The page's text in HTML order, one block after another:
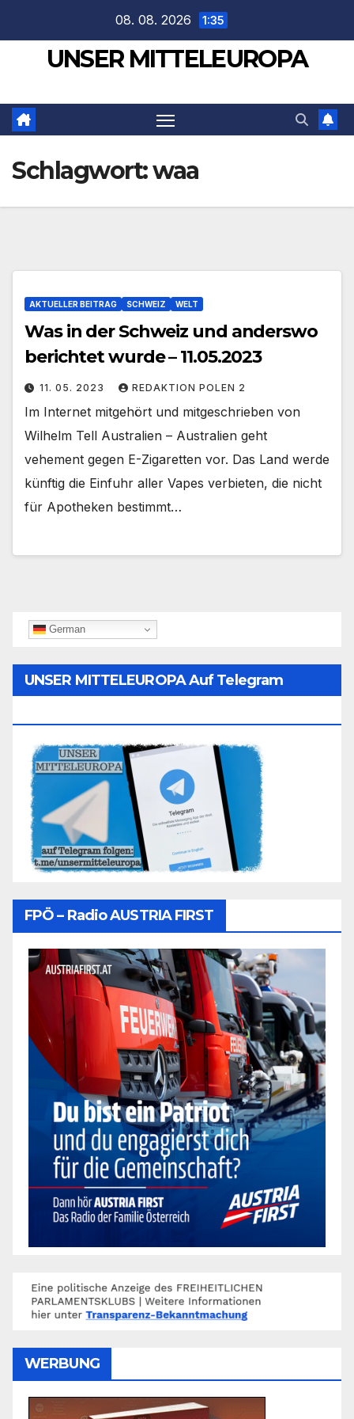
springen
08. 08. 2026 1:35
UNSER MITTELEUROPA
Schlagwort:waa
AKTUELLER BEITRAG SCHWEIZ WELT
Was in der Schweiz und anderswo
berichtet wurde – 11.05.2023
11. 05. 2023 REDAKTION POLEN 2
Im Internet mitgehört und mitgeschrieben von
Wilhelm Tell Australien – Australien geht
vehement gegen E-Zigaretten vor. Das Land werde
künftig die Einfuhr aller Vapes verbieten, die nicht
für Apotheken bestimmt…
German
UNSER MITTELEUROPA Auf Telegram
FPÖ – Radio AUSTRIA FIRST
WERBUNG